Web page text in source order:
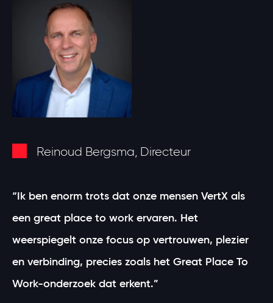
Reinoud Bergsma, Directeur
“Ik ben enorm trots dat onze mensen VertX als
een great place to work ervaren. Het
weerspiegelt onze focus op vertrouwen, plezier
en verbinding, precies zoals het Great Place To
Work-onderzoek dat erkent.”